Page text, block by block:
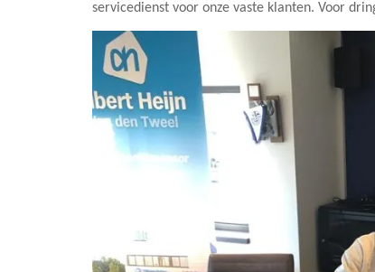
servicedienst voor onze vaste klanten. Voor